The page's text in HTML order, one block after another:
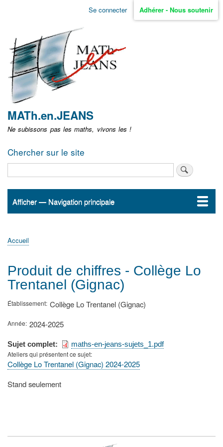
Aller
non
identifié
Se connecter Adhérer - Nous soutenir
MATh.en.JEANS
Ne subissons pas les maths, vivons les !
Chercher sur le site
Navigation
Afficher — Navigation principale
Accueil
ActualitésMATh.en.JEANS ?
Régions et Ateliers
Créer, gérer un atelier
Sujets/Publications
Congrès
d'Ariane
Accueil
Produit de chiffres - Collège Lo
Trentanel (Gignac)
Établissement Collège Lo Trentanel (Gignac)
Année 2024-2025
Sujet complet
maths-en-jeans-sujets_1.pdf
Ateliers qui présentent ce sujet
Collège Lo Trentanel (Gignac) 2024-2025
Type
Stand seulement